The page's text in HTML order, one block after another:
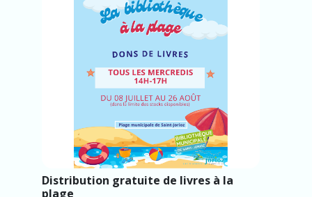
Distribution gratuite de livres à la
plage